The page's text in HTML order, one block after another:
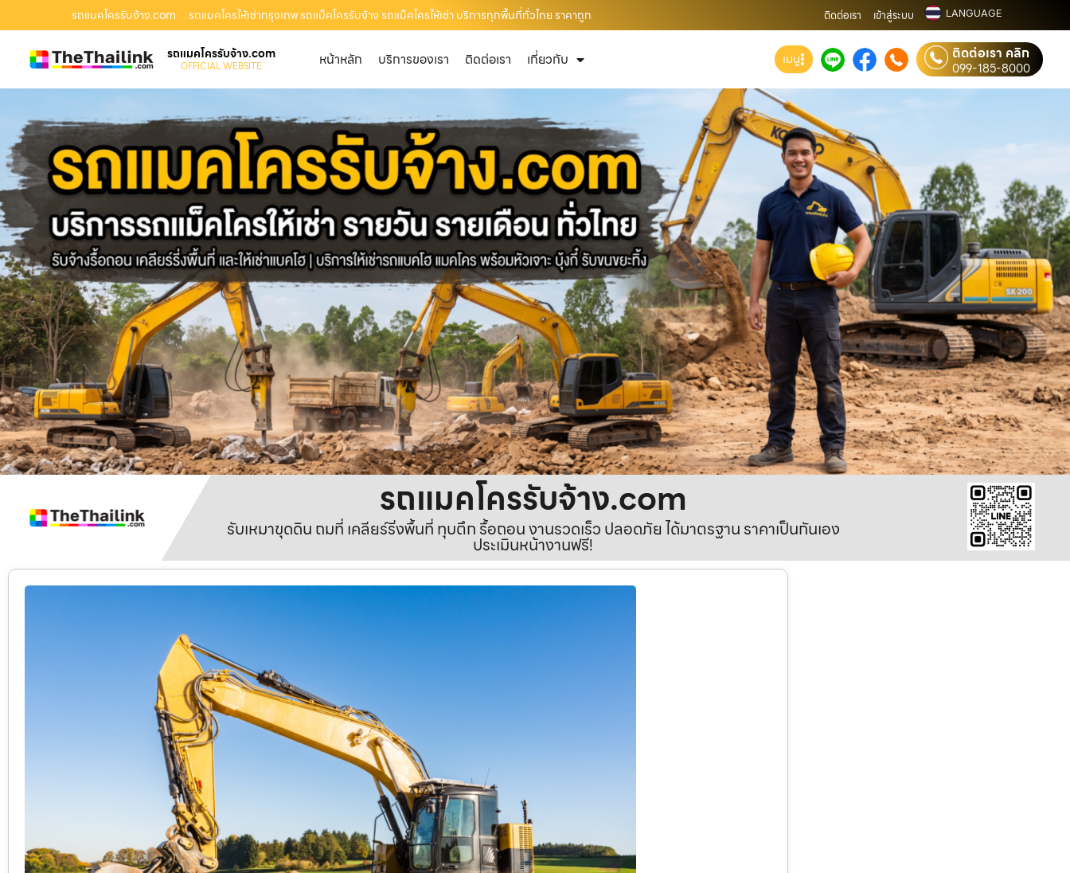
รถแมคโครรับจ้าง.com : รถแมคโครให้เช่ากรุงเทพ รถแม็คโครรับจ้าง รถแม็คโครให้เช่า บริการทุกพื้นที่ทั่วไทย ราคาถูก ติดต่อเรา เข้าสู่ระบบ LANGUAGE
รถแมคโครรับจ้าง.com
OFFICIAL WEBSITE หน้าหลัก บริการของเรา ติดต่อเรา เกี่ยวกับ เมนู ติดต่อเรา คลิก
099-185-8000
รถแมคโครรับจ้าง.com
รับเหมาขุดดิน ถมที่ เคลียร์ริ่งพื้นที่ ทุบตึก รื้อถอน งานรวดเร็ว ปลอดภัย ได้มาตรฐาน ราคาเป็นกันเอง
ประเมินหน้างานฟรี!